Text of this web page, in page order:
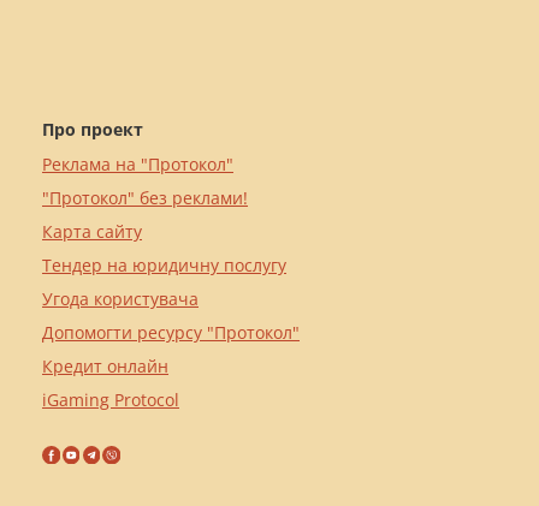
Про проект
Реклама на "Протокол"
"Протокол" без реклами!
Карта сайту
Тендер на юридичну послугу
Угода користувача
Допомогти ресурсу "Протокол"
Кредит онлайн
iGaming Protocol